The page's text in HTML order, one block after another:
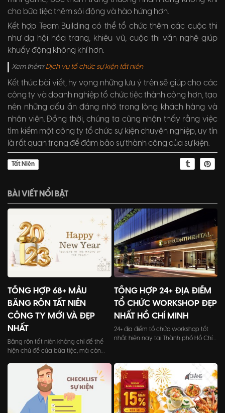
cho bữa tiệc thêm sôi động và hào hứng hơn.
Kết hợp Team Building có thể tổ chức thêm các cuộc thi
như dạ hội hóa trang, khiêu vũ, cuộc thi văn nghệ giúp
khuấy động không khí hơn.
Xem thêm: Dịch vụ tổ chức sự kiện tất niên
Kết thúc bài viết, hy vọng những lưu ý trên sẽ giúp cho các
công ty và doanh nghiệp tổ chức tiệc thành công hơn, tạo
nên những dấu ấn đáng nhớ trong lòng khách hàng và
nhân viên. Đồng thời, chúng ta cũng nhận thấy rằng việc
tìm kiếm một công ty tổ chức sự kiện chuyên nghiệp, uy tín
là rất quan trọng để đảm bảo sự thành công của sự kiện.
Tất Niên
BÀI VIẾT NỔI BẬT
TỔNG HỢP 68+ MẪU
BĂNG RÔN TẤT NIÊN
CÔNG TY MỚI VÀ ĐẸP
NHẤT
Băng rôn tất niên không chỉ để thể
hiện chủ đề của bữa tiệc, mà còn
nghiệp trong mắt các khách mời
TỔNG HỢP 24+ ĐỊA ĐIỂM
TỔ CHỨC WORKSHOP ĐẸP
NHẤT HỒ CHÍ MINH
24+ địa điểm tổ chức workshop tốt
nhất hiện nay tại Thành phố Hồ Chí
trong nhà.